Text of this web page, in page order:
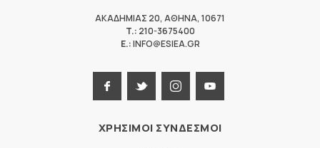
ΑΚΑΔΗΜΙΑΣ 20, ΑΘΗΝΑ, 10671
T.: 210-3675400
E.:INFO@ESIEA.GR
ΧΡΗΣΙΜΟΙ ΣΥΝΔΕΣΜΟΙ